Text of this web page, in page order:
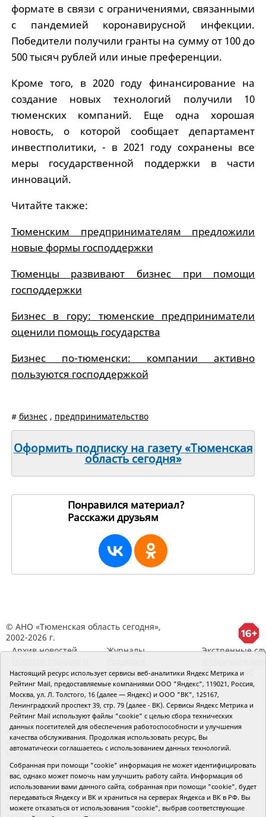
формате в связи с ограничениями, связанными
с пандемией коронавирусной инфекции.
Победители получили гранты на сумму от 100 до
500 тысяч рублей или иные преференции.
Кроме того, в 2020 году финансирование на
создание новых технологий получили 10
тюменских компаний. Еще одна хорошая
новость, о которой сообщает департамент
инвестполитики, - в 2021 году сохранены все
меры государственной поддержки в части
инноваций.
Читайте также:
Тюменским предпринимателям предложили
новые формы господдержки
Тюменцы развивают бизнес при помощи
господдержки
Бизнес в гору: тюменские предприниматели
оценили помощь государства
Бизнес по-тюменски: компании активно
пользуются господдержкой
# бизнес , предпринимательство
Оформить подписку на газету «Тюменская
область сегодня»
Понравился материал?
Расскажи друзьям
© АНО «Тюменская область сегодня»,
2002-2026 г.
Архив новостей
районов ТО
Журналы
RSS поток
Экстренные
Сведения об
организации
Главный редактор Рябков А.В.
Редакция: 625002, Тюмень, Осипенко, 81,
телефон (3452)49-00-18, e-mail: tumentoday@obl72.ru
Адрес для писем: 625000, Россия, Тюмень, Почтамт,
а/я 371. Для пресс-релизов: tumentoday@obl72.ru.
Отдел писем: тел. (3452) 39-90-59. Отдел рекламы:
тел. (3452) 39-90-51. Регистрация СМИ: Сетевое
издание «Интернет-газета «Тюменская область
сегодня», свидетельство о регистрации СМИ Эл №
ФС77-64918 от 24.02.2016 выдано Федеральной
службой по надзору в сфере связи, информационных
Настоящий ресурс использует сервисы веб-аналитики Яндекс Метрика и
Рейтинг Mail, предоставляемые компаниями ООО "Яндекс", 119021, Россия,
Москва, ул. Л. Толстого, 16 (далее — Яндекс) и ООО "ВК", 125167,
Ленинградский проспект 39, стр. 79 (далее - ВК). Сервисы Яндекс Метрика и
Рейтинг Mail используют файлы "cookie" с целью сбора технических
данных посетителей для обеспечения работоспособности и улучшения
качества обслуживания. Продолжая использовать ресурс, Вы
автоматически соглашаетесь с использованием данных технологий.
Собранная при помощи "cookie" информация не может идентифицировать
вас, однако может помочь нам улучшить работу сайта. Информация об
использовании вами данного сайта, собранная при помощи "cookie", будет
передаваться Яндексу и ВК и храниться на серверах Яндекса и ВК в РФ. Вы
можете отказаться от использования "cookie", выбрав соответствующие